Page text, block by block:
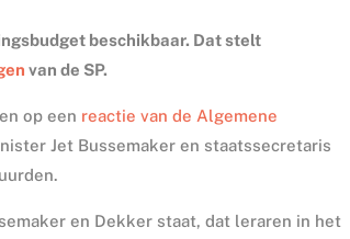
beschikbaar. Dat stelt
van de SP.
op een reactie van de Algemene
Jet Bussemaker en staatssecretaris
en Dekker staat, dat leraren in het